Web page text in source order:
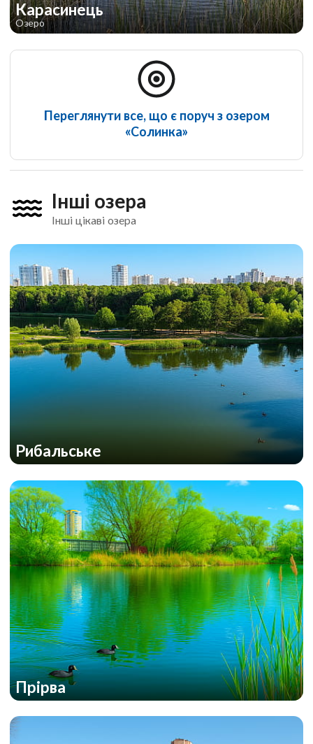
Карасинець
Озеро
Переглянути все, що є поруч з озером
«Солинка»
Інші озера
Інші цікаві озера
Рибальське
Прірва